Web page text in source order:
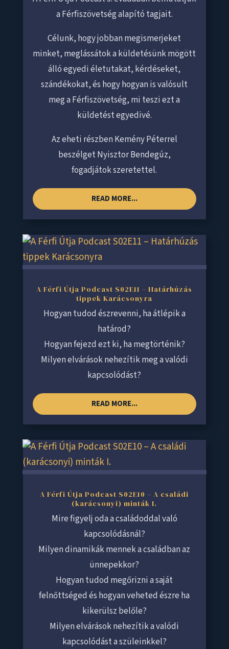
a Férfiszövetség alapító tagjait.
Célunk, hogy jobban megismerjeket
minket, meglássátok a küldetésünk mögött
álló egyedi életutakat, kérdéseket,
szándékokat, és hogy hogyan is valósult
meg a Férfiszövetség, mi teszi ezt a
küldetést egyedivé.
Az eheti részben Kemény Péterrel
beszélget Nyisztor Bendegúz,
fogadjátok szeretettel.
READ MORE...
A Férfi Útja Podcast S02E11 – Határhúzás
tippek Karácsonyra
Hogyan tudod észrevenni, ha átlépik a
határod?
Hogyan fejezd ezt ki, ha megtörténik?
Milyen elvárások nehezítik meg a valódi
kapcsolódást?
READ MORE...
A Férfi Útja Podcast S02E10 – A családi
(karácsonyi) minták I.
Mire figyelj oda a családoddal való
kapcsolódásnál?
Milyen dinamikák mennek a családban az
ünnepekkor?
Hogyan tudod megőrizni a saját
felnőttséged és hogyan veheted észre ha
kikerülsz belőle?
Milyen elvárások nehezítik a valódi
kapcsolódást a szüleinkkel?